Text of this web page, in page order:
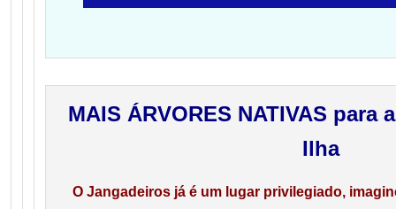
MAIS ÁRVORES NATIVAS para
Ilha
O Jangadeiros já é um lugar privilegiado,